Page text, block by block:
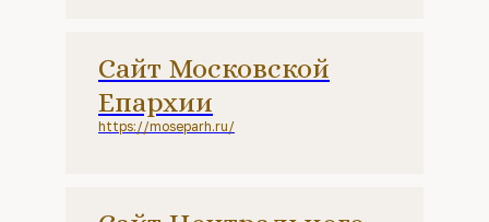
Сайт Московской
Епархии
https://moseparh.ru/